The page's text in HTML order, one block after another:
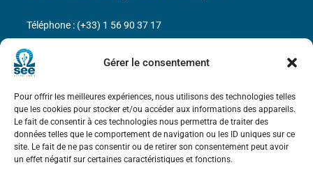
Gérer le consentement
Pour offrir les meilleures expériences, nous utilisons des technologies telles
que les cookies pour stocker et/ou accéder aux informations des appareils.
Le fait de consentir à ces technologies nous permettra de traiter des
données telles que le comportement de navigation ou les ID uniques sur ce
site. Le fait de ne pas consentir ou de retirer son consentement peut avoir
un effet négatif sur certaines caractéristiques et fonctions.
Bicentenaire des découvertes d’André-
Marie Ampère
Mentions légales
Téléphone : (+33) 1 56 90 37 17
N° de SIREN : 785 393 232, Code APE : 9412Z TVA intra-
communautaire : FR44 785 393 232